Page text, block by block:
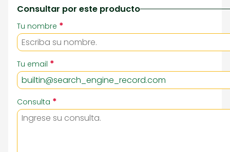
Consultar por este producto
Tu nombre *
Tu email *
Consulta *